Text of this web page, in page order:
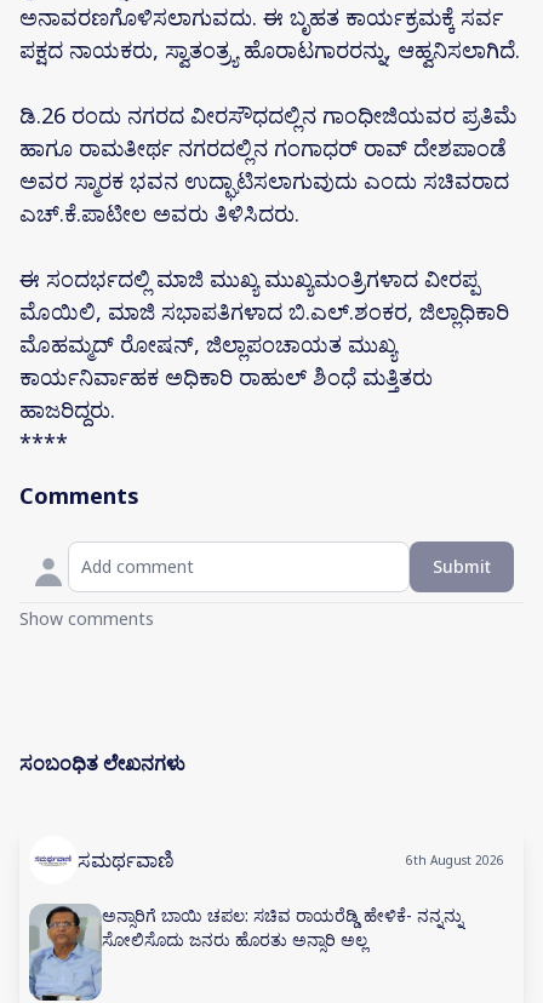
ಅನಾವರಣಗೊಳಿಸಲಾಗುವದು. ಈ ಬೃಹತ ಕಾರ್ಯಕ್ರಮಕ್ಕೆ ಸರ್ವ
ಪಕ್ಷದ ನಾಯಕರು, ಸ್ವಾತಂತ್ರ್ಯ ಹೊರಾಟಗಾರರನ್ನು, ಆಹ್ವನಿಸಲಾಗಿದೆ.
ಡಿ.26 ರಂದು ನಗರದ‌ ವೀರಸೌಧದಲ್ಲಿನ ಗಾಂಧೀಜಿಯವರ ಪ್ರತಿಮೆ
ಹಾಗೂ ರಾಮತೀರ್ಥ ನಗರದಲ್ಲಿನ ಗಂಗಾಧರ್ ರಾವ್ ದೇಶಪಾಂಡೆ
ಅವರ ಸ್ಮಾರಕ ಭವನ ಉದ್ಘಾಟಿಸಲಾಗುವುದು ಎಂದು ಸಚಿವರಾದ
ಎಚ್.ಕೆ.ಪಾಟೀಲ ಅವರು ತಿಳಿಸಿದರು.
ಈ ಸಂದರ್ಭದಲ್ಲಿ ಮಾಜಿ‌ ಮುಖ್ಯ ಮುಖ್ಯಮಂತ್ರಿಗಳಾದ ವೀರಪ್ಪ‌
ಮೊಯಿಲಿ, ಮಾಜಿ ಸಭಾಪತಿಗಳಾದ ಬಿ.ಎಲ್.ಶಂಕರ, ಜಿಲ್ಲಾಧಿಕಾರಿ
ಮೊಹಮ್ಮದ್ ರೋಷನ್, ಜಿಲ್ಲಾ‌ಪಂಚಾಯತ ಮುಖ್ಯ
ಕಾರ್ಯನಿರ್ವಾಹಕ ಅಧಿಕಾರಿ ರಾಹುಲ್ ಶಿಂಧೆ ಮತ್ತಿತರು
ಹಾಜರಿದ್ದರು.
****
Comments
Submit
Show comments
ಸಂಬಂಧಿತ ಲೇಖನಗಳು
ಸಮರ್ಥವಾಣಿ 6th August 2026
ಅನ್ಸಾರಿಗೆ ಬಾಯಿ ಚಪಲ: ಸಚಿವ ರಾಯರೆಡ್ಡಿ ಹೇಳಿಕೆ- ನನ್ನನ್ನು
ಸೋಲಿಸೊದು ಜನರು ಹೊರತು ಅನ್ಸಾರಿ ಅಲ್ಲ